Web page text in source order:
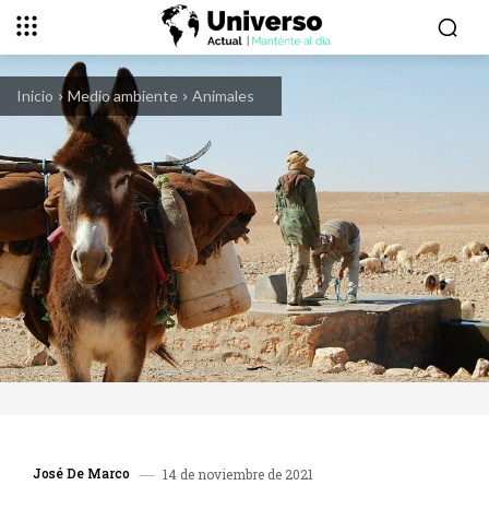
Inicio Medio ambiente Animales
José De Marco 14 de noviembre de 2021